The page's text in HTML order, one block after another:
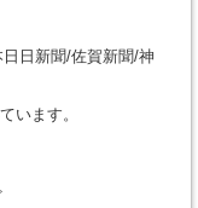
日新聞/佐賀新聞/神
います。